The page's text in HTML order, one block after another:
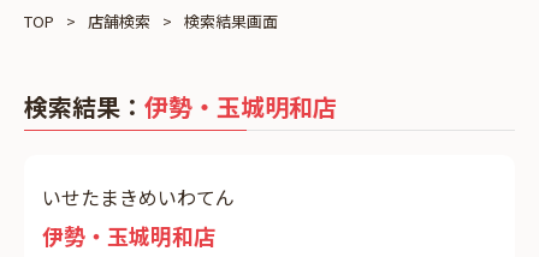
TOP 店舗検索 検索結果画面
検索結果： 伊勢・玉城明和店
いせたまきめいわてん
伊勢・玉城明和店